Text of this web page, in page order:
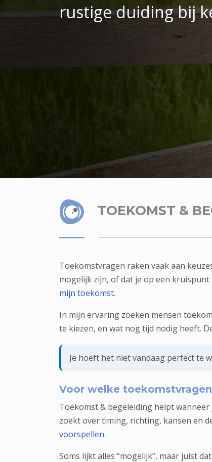
rustige duiding bij
TOEKOMST &
Toekomstvragen raken vaak aan
mogelijk zijn, of dat je op een
mijn toekomst.
In mijn ervaring zoeken mensen
te kiezen, en wat nog tijd nodig heeft.
Je hoeft het niet vandaag perfect te
Voor welke
Toekomst & begeleiding helpt
zoekt over timing, richting, kansen en
voorspellen.
Soms lijkt alles “mogelijk”, maar juist